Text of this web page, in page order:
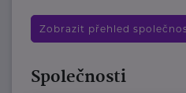
Zobrazit přehled
Společnosti